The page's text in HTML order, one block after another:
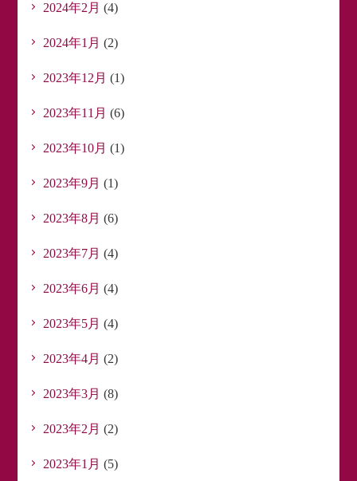
2024年2月 (4)
2024年1月 (2)
2023年12月 (1)
2023年11月 (6)
2023年10月 (1)
2023年9月 (1)
2023年8月 (6)
2023年7月 (4)
2023年6月 (4)
2023年5月 (4)
2023年4月 (2)
2023年3月 (8)
2023年2月 (2)
2023年1月 (5)